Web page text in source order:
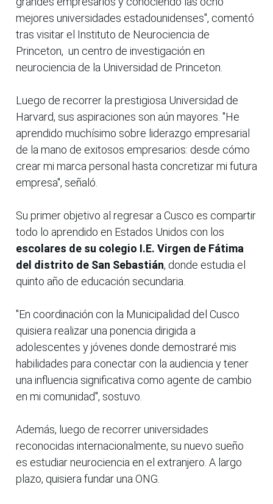
mejores universidades estadounidenses", comentó
tras visitar el Instituto de Neurociencia de
Princeton, un centro de investigación en
neurociencia de la Universidad de Princeton.
Luego de recorrer la prestigiosa Universidad de
Harvard, sus aspiraciones son aún mayores. "He
aprendido muchísimo sobre liderazgo empresarial
de la mano de exitosos empresarios: desde cómo
crear mi marca personal hasta concretizar mi futura
empresa", señaló.
Su primer objetivo al regresar a Cusco es compartir
todo lo aprendido en Estados Unidos con los
escolares de su colegio I.E. Virgen de Fátima
del distrito de San Sebastián, donde estudia el
quinto año de educación secundaria.
"En coordinación con la Municipalidad del Cusco
quisiera realizar una ponencia dirigida a
adolescentes y jóvenes donde demostraré mis
habilidades para conectar con la audiencia y tener
una influencia significativa como agente de cambio
en mi comunidad", sostuvo.
Además, luego de recorrer universidades
reconocidas internacionalmente, su nuevo sueño
es estudiar neurociencia en el extranjero. A largo
plazo, quisiera fundar una ONG.